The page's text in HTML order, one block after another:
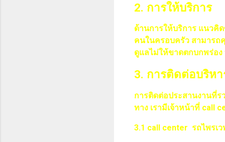
2. การให้บริการ
ด้านการให้บริการ แนวคิ
คนในครอบครัว สามารถ
ดูแลไม่ให้ขาดตกบกพร่อง
3. การติดต่อบริห
การติดต่อประสานงานที่
ทาง เรามีเจ้าหน้าที่ call
3.1 call center รถไพรเ